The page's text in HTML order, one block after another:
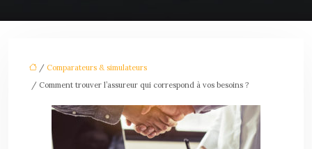
/ Comparateurs & simulateurs
/ Comment trouver l’assureur qui correspond à vos besoins ?